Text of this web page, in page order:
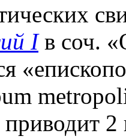
Iв соч.